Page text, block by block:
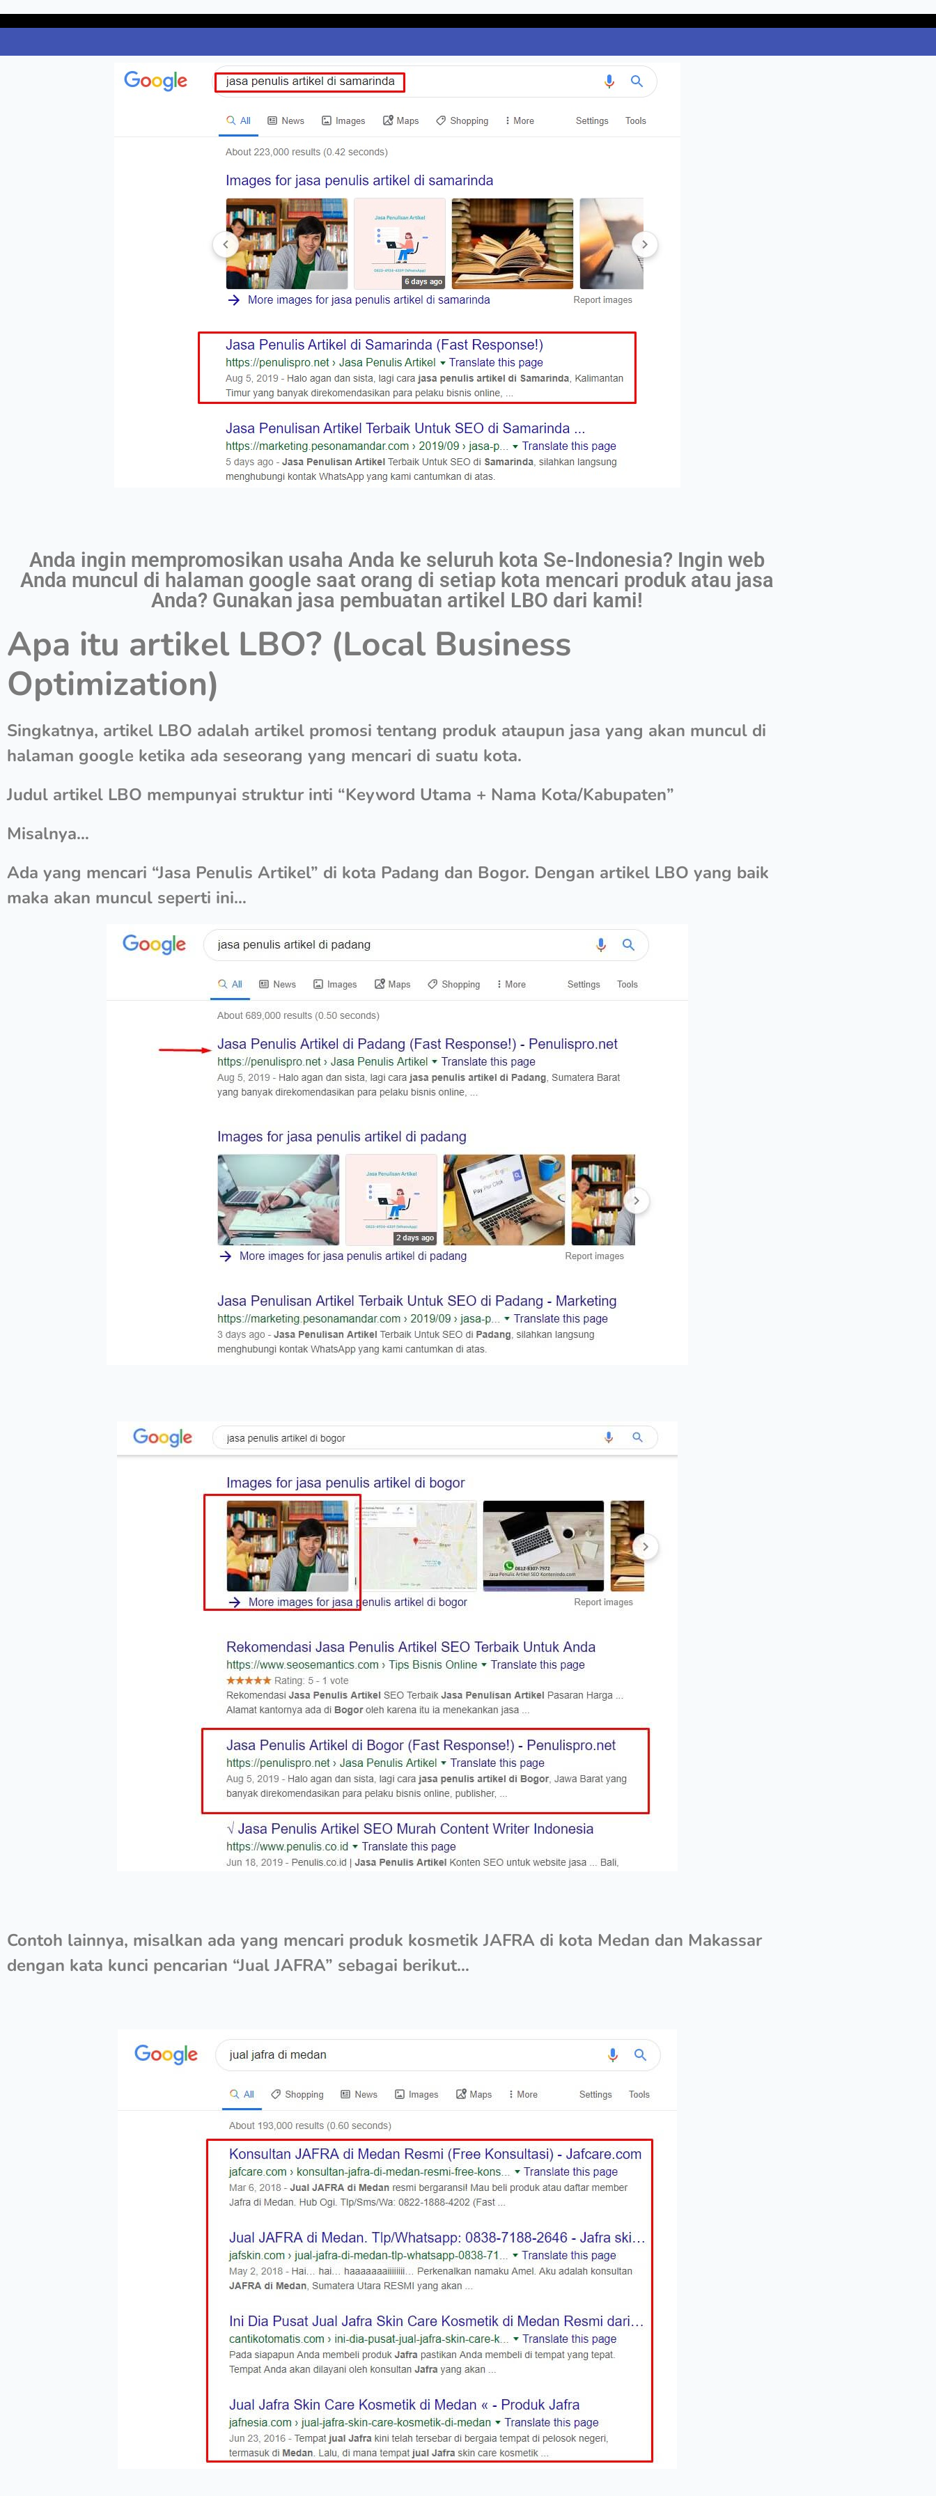
Anda ingin mempromosikan usaha Anda ke seluruh kota Se-Indonesia? Ingin web
Anda muncul di halaman google saat orang di setiap kota mencari produk atau jasa
Anda? Gunakan jasa pembuatan artikel LBO dari kami!
Apa itu artikel LBO? (Local Business
Optimization)
Singkatnya, artikel LBO adalah artikel promosi tentang produk ataupun jasa yang akan muncul di
halaman google ketika ada seseorang yang mencari di suatu kota.
Judul artikel LBO mempunyai struktur inti “Keyword Utama + Nama Kota/Kabupaten”
Misalnya…
Ada yang mencari “Jasa Penulis Artikel” di kota Padang dan Bogor. Dengan artikel LBO yang baik
maka akan muncul seperti ini…
Contoh lainnya, misalkan ada yang mencari produk kosmetik JAFRA di kota Medan dan Makassar
dengan kata kunci pencarian “Jual JAFRA” sebagai berikut…